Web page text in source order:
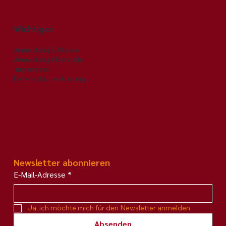
Wichtiges
Anmeldung 5. Klasse
Anmeldung Oberstufe
Impressum
Datenschutzerklärung
Newsletter abonnieren
E-Mail-Adresse *
Ja, ich möchte mich für den Newsletter anmelden.